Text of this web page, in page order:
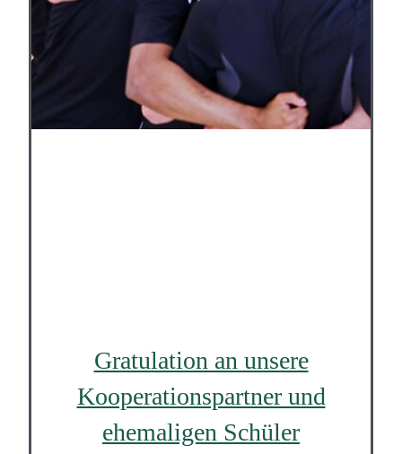
Gratulation an unsere
Kooperationspartner und
ehemaligen Schüler